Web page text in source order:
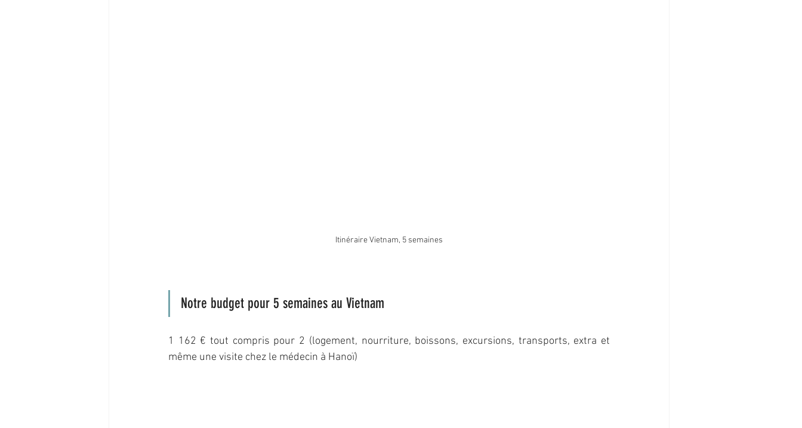
Itinéraire Vietnam, 5 semaines
Notre budget pour 5 semaines au Vietnam
1 162 € tout compris pour 2 (logement, nourriture, boissons, excursions, transports, extra et
même une visite chez le médecin à Hanoï)